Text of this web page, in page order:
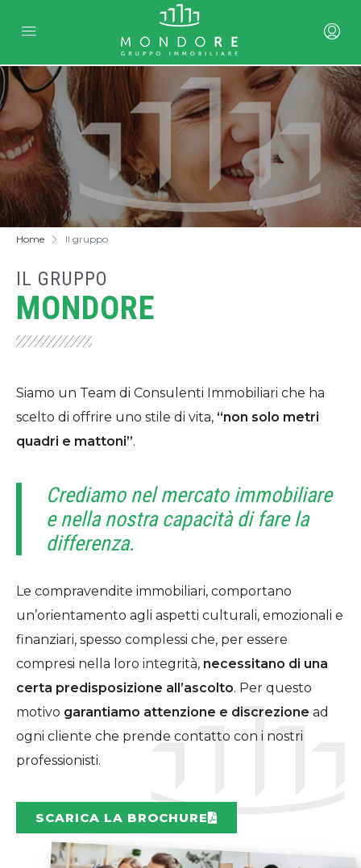
Home Il gruppo
IL GRUPPO
MONDORE
Siamo un Team di Consulenti Immobiliari che ha
scelto di offrire uno stile di vita, “non solo metri
quadri e mattoni”.
Crediamo nel mercato immobiliare
e nella nostra capacità di fare la
differenza.
Le compravendite immobiliari, comportano
un’orientamento agli aspetti culturali, emozionali e
finanziari, spesso complessi che, per essere
compresi nella loro integrità, necessitano di una
certa predisposizione all’ascolto. Per questo
motivo garantiamo attenzione e discrezione ad
ogni cliente che prende contatto con i nostri
professionisti.
SCARICA LA BROCHURE